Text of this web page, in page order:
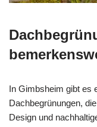
In Gimbsheim gibt es
Dachbegrünungen,
Design und